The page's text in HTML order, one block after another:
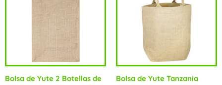
Bolsa de Yute 2 Botellas de
Bolsa de Yute Tanzania